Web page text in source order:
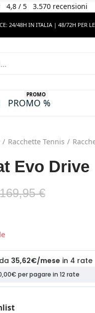
4,8/ 5 3.570 recensioni
24/48H IN ITALIA | 48/72H PER
PROMO %
PROMO
Racchette Tennis
Evo Drive
€